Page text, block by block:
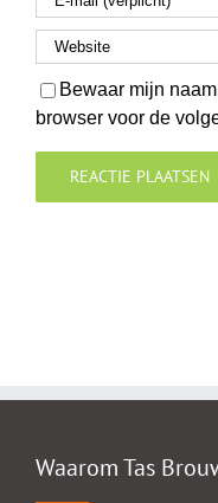
Bewaar mijn
browser voor de
Waarom Tas